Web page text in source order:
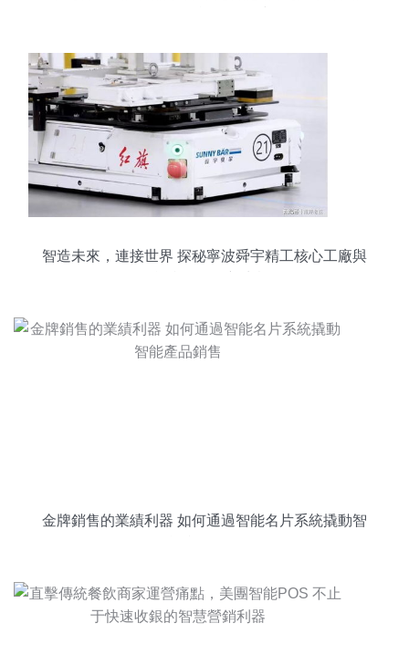
智造未來，連接世界 探秘寧波舜宇精工核心工廠與
金牌銷售的業績利器 如何通過智能名片系統撬動智